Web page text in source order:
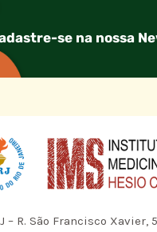
se na nossa
– R. São Francisco Xavier,